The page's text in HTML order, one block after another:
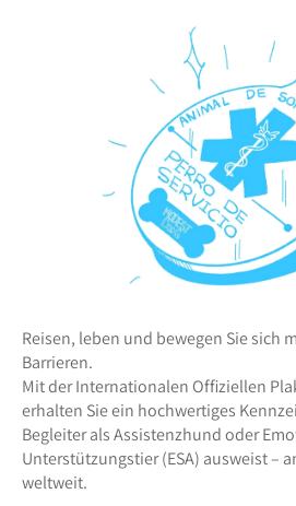
Reisen, leben und bewegen Sie sich
Barrieren.
Mit der Internationalen Offiziellen
erhalten Sie ein hochwertiges
Begleiter als Assistenzhund oder
Unterstützungstier (ESA) ausweist –
weltweit.